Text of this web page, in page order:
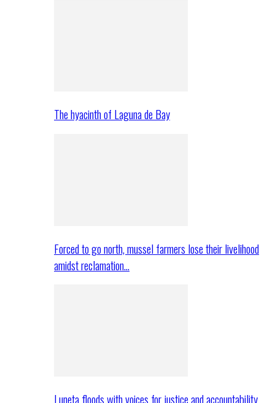
The hyacinth of Laguna de Bay
Forced to go north, mussel farmers lose their livelihood
amidst reclamation…
Luneta floods with voices for justice and accountability